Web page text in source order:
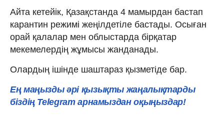
Айта кетейік, Қазақстанда 4 мамырдан бастап
карантин режимі жеңілдетіле бастады. Осыған
орай қалалар мен облыстарда бірқатар
мекемелердің жұмысы жанданады.
Олардың ішінде шаштараз қызметіде бар.
Ең маңызды әрі қызықты жаңалықтарды
біздің Telegram арнамыздан оқыңыздар!